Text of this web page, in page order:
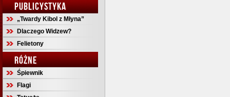
PUBLICYSTYKA
„Twardy Kibol z Młyna”
Dlaczego Widzew?
Felietony
RÓŻNE
Śpiewnik
Flagi